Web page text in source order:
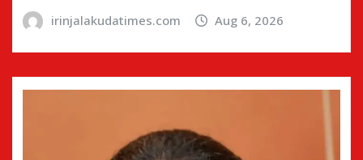
irinjalakudatimes.com Aug 6, 2026